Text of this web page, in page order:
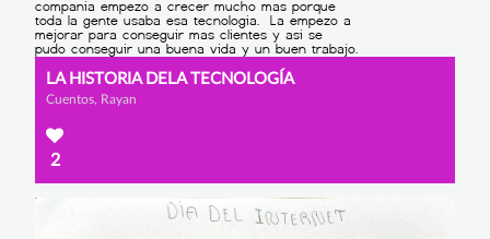
LA HISTORIA DELA TECNOLOGÍA
Cuentos, Rayan
2